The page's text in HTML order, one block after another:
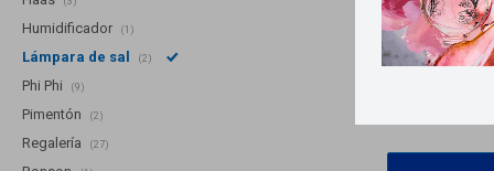
Llega
Humidificador (1)
Lámpara de sal (2)
Phi Phi (9)
Pimentón (2)
Regalería (27)